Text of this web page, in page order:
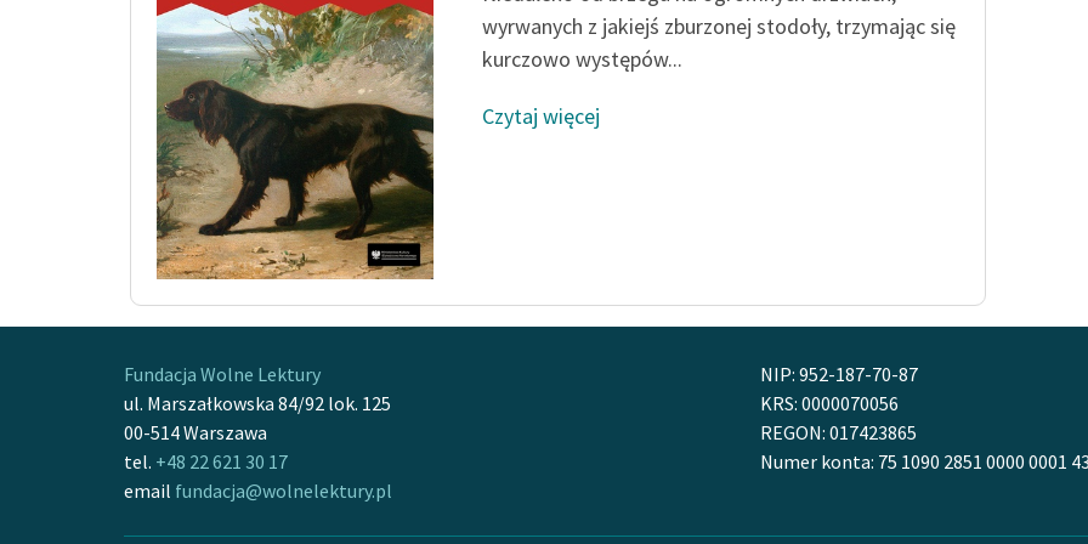
wyrwanych z jakiejś zburzonej stodoły, trzymając się
kurczowo występów...
Czytaj więcej
Fundacja Wolne Lektury
ul. Marszałkowska 84/92 lok. 125
00-514 Warszawa
tel. +48 22 621 30 17
email fundacja@wolnelektury.pl
NIP: 952-187-70-87
KRS: 0000070056
REGON: 017423865
Numer konta: 75 1090 2851 0000 0001